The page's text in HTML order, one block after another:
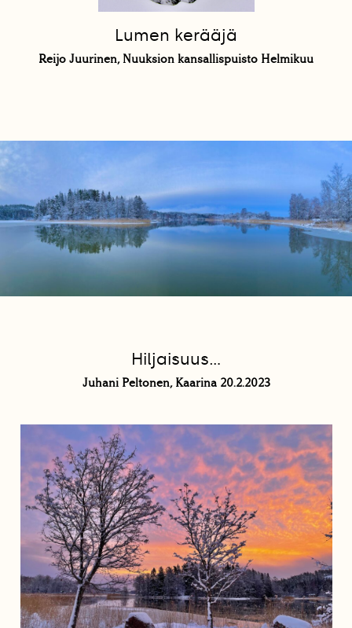
Lumen kerääjä
Reijo Juurinen, Nuuksion kansallispuisto Helmikuu
Hiljaisuus…
Juhani Peltonen, Kaarina 20.2.2023